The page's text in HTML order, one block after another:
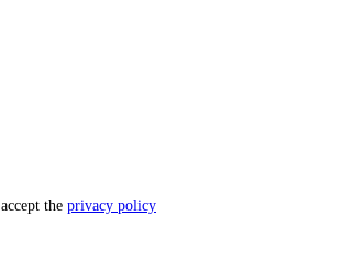
the privacy policy